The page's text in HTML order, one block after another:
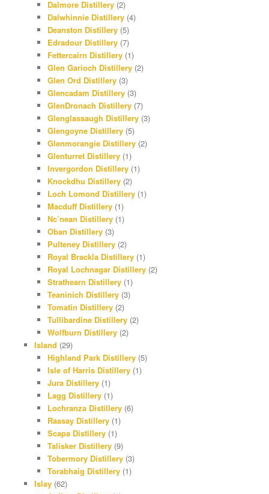
Dalmore Distillery (2)
Dalwhinnie Distillery (4)
Deanston Distillery (5)
Edradour Distillery (7)
Fettercairn Distillery (1)
Glen Garioch Distillery (2)
Glen Ord Distillery (3)
Glencadam Distillery (3)
GlenDronach Distillery (7)
Glenglassaugh Distillery (3)
Glengoyne Distillery (5)
Glenmorangie Distillery (2)
Glenturret Distillery (1)
Invergordon Distillery (1)
Knockdhu Distillery (2)
Loch Lomond Distillery (1)
Macduff Distillery (1)
Nc’nean Distillery (1)
Oban Distillery (3)
Pulteney Distillery (2)
Royal Brackla Distillery (1)
Royal Lochnagar Distillery (2)
Strathearn Distillery (1)
Teaninich Distillery (3)
Tomatin Distillery (2)
Tullibardine Distillery (2)
Wolfburn Distillery (2)
Island (29)
Highland Park Distillery (5)
Isle of Harris Distillery (1)
Jura Distillery (1)
Lagg Distillery (1)
Lochranza Distillery (6)
Raasay Distillery (1)
Scapa Distillery (1)
Talisker Distillery (9)
Tobermory Distillery (3)
Torabhaig Distillery (1)
Islay(62)